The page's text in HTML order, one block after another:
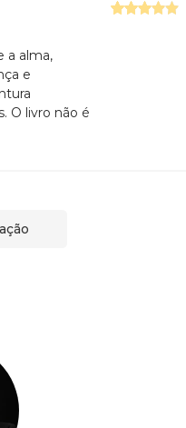
a alma,
e
O livro não é